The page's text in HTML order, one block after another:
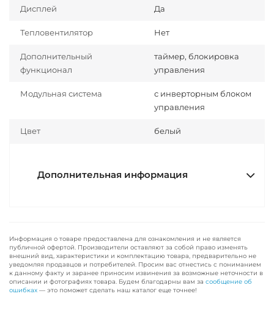
Дисплей Да
Тепловентилятор Нет
Дополнительный
функционал
таймер, блокировка
управления
Модульная система
с инверторным блоком
управления
Цвет белый
Дополнительная информация
Информация о товаре предоставлена для ознакомления и не является
публичной офертой. Производители оставляют за собой право изменять
внешний вид, характеристики и комплектацию товара, предварительно не
уведомляя продавцов и потребителей. Просим вас отнестись с пониманием
к данному факту и заранее приносим извинения за возможные неточности в
описании и фотографиях товара. Будем благодарны вам за сообщение об
ошибках — это поможет сделать наш каталог еще точнее!